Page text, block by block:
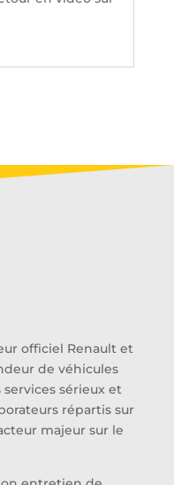
officiel Renault et
de véhicules
services sérieux et
répartis sur
majeur sur le